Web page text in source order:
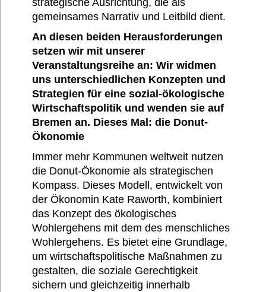
gemeinsames Narrativ und Leitbild dient.
An diesen beiden Herausforderungen
setzen wir mit unserer
Veranstaltungsreihe an: Wir widmen
uns unterschiedlichen Konzepten und
Strategien für eine sozial-ökologische
Wirtschaftspolitik und wenden sie auf
Bremen an. Dieses Mal: die Donut-
Ökonomie
Immer mehr Kommunen weltweit nutzen
die Donut-Ökonomie als strategischen
Kompass. Dieses Modell, entwickelt von
der Ökonomin Kate Raworth, kombiniert
das Konzept des ökologisches
Wohlergehens mit dem des menschliches
Wohlergehens. Es bietet eine Grundlage,
um wirtschaftspolitische Maßnahmen zu
gestalten, die soziale Gerechtigkeit
sichern und gleichzeitig innerhalb